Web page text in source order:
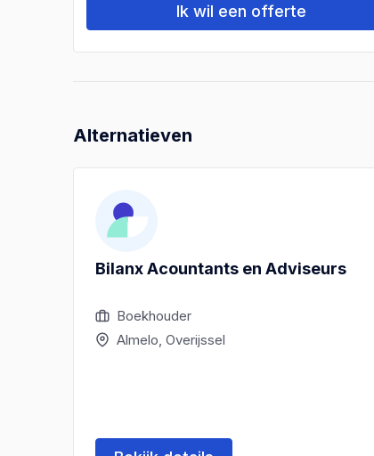
Ik wil een offerte
Alternatieven
Bilanx Acountants en Adviseurs
Boekhouder
Almelo, Overijssel